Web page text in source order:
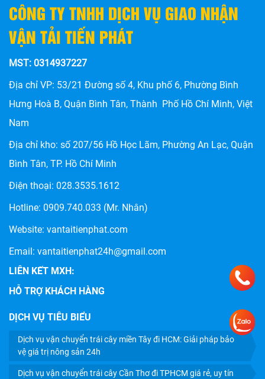
CHÀNH XE HẬU GIANG: DỊCH VỤ VẬN CHUYỂN HÀNG
HÓA UY TÍN, GIÁ RẺ TẠI TIẾN PHÁT
DỊCH VỤ GỬI XE MÁY VỀ QUÊ, ĐI TỈNH: BẢNG GIÁ MỚI
CÔNG TY TNHH DỊCH VỤ GIAO NHẬN
VẬN TẢI TIẾN PHÁT
MST: 0314937227
Địa chỉ VP: 53/21 Đường số 4, Khu phố 6, Phường Bình
Hưng Hoà B, Quận Bình Tân, Thành Phố Hồ Chí Minh, Việt
Nam
Địa chỉ kho: số 207/56 Hồ Học Lãm, Phường An Lạc, Quận
Bình Tân, TP. Hồ Chí Minh
Điện thoại: 028.3535.1612
Hotline: 0909.740.033 (Mr. Nhân)
Website: vantaitienphat.com
Email: vantaitienphat24h@gmail.com
LIÊN KẾT MXH:
HỖ TRỢ KHÁCH HÀNG
DỊCH VỤ TIÊU BIỂU
Dịch vụ vận chuyển trái cây miền Tây đi HCM: Giải pháp bảo
vệ giá trị nông sản 24h
Dịch vụ vận chuyển trái cây Cần Thơ đi TPHCM giá rẻ, uy tín